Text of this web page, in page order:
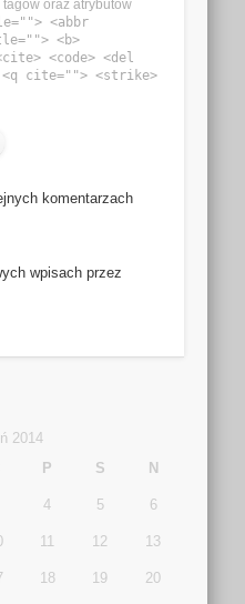
oraz atrybutów
<abbr
<b>
<code> <del
<q cite=""> <strike>
komentarzach
wpisach przez
2014
P S N
4 5 6
11 12 13
18 19 20